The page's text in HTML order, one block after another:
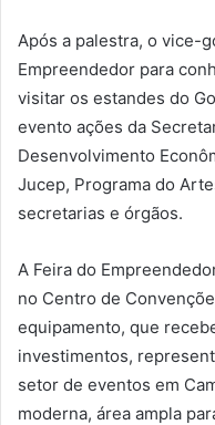
Após a palestra, o vice-
Empreendedor para
visitar os estandes do
evento ações da
Desenvolvimento
Jucep, Programa do
secretarias e órgãos.
A Feira do
no Centro de
equipamento, que
investimentos,
setor de eventos em
moderna, área ampla